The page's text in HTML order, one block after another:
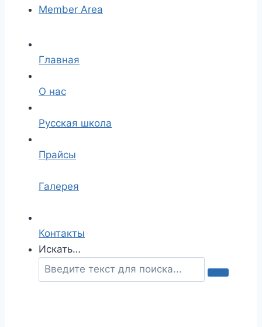
Member Area
Главная
О нас
Русская школа
Прайсы
Галерея
Контакты
Искать…